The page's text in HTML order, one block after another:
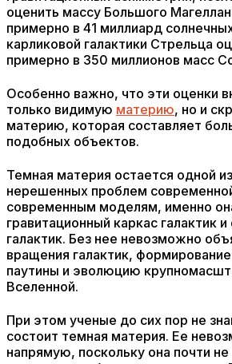
оценить массу Большого
примерно в 41 миллиард
карликовой галактики Стрельца
примерно в 350 миллионов масс
Особенно важно, что эти оценки
только видимую материю, но и
материю, которая составляет
подобных объектов.
Темная материя остается одной
нерешенных проблем
современным моделям, именно
гравитационный каркас галактик и
галактик. Без нее невозможно
вращения галактик,
паутины и эволюцию
Вселенной.
При этом ученые до сих пор не
состоит темная материя. Ее
напрямую, поскольку она почти